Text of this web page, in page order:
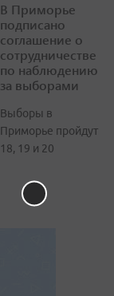
В Приморье
подписано
соглашение о
сотрудничестве
по наблюдению
за выборами
Выборы в
Приморье пройдут
18, 19 и 20